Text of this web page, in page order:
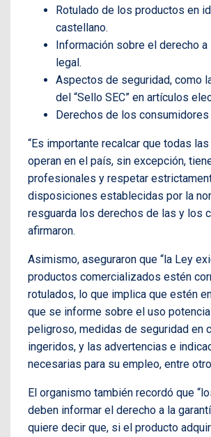
Rotulado de los productos en
castellano.
Información sobre el derecho a
legal.
Aspectos de seguridad, como
del “Sello SEC” en artículos
Derechos de los consumidores
“Es importante recalcar que todas
operan en el país, sin excepción,
profesionales y respetar
disposiciones establecidas por la
resguarda los derechos de las y los
afirmaron.
Asimismo, aseguraron que “la Ley
productos comercializados estén
rotulados, lo que implica que estén
que se informe sobre el uso
peligroso, medidas de seguridad en
ingeridos, y las advertencias e
necesarias para su empleo, entre
El organismo también recordó que
deben informar el derecho a la
quiere decir que, si el producto